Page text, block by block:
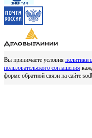
Вы принимаете условия политики
пользовательского соглашения
форме обратной связи на сайте